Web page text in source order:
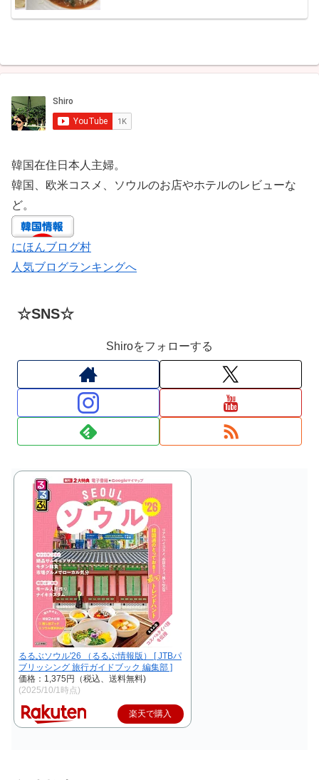
韓国在住日本人主婦。
韓国、欧米コスメ、ソウルのお店やホテルのレビューな
ど。
にほんブログ村
人気ブログランキングへ
☆SNS☆
Shiroをフォローする
るるぶソウル'26 （るるぶ情報版） [ JTBパ
ブリッシング 旅行ガイドブック 編集部 ]
価格：1,375円（税込、送料無料)
(2025/10/1時点)
楽天で購入